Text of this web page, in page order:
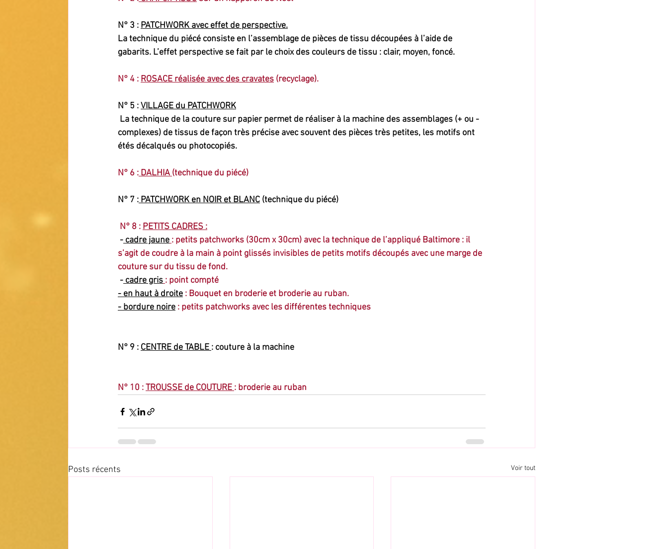
N° 3 : PATCHWORK avec effet de perspective.
La technique du piécé consiste en l’assemblage de pièces de tissu découpées à l’aide de
gabarits. L’effet perspective se fait par le choix des couleurs de tissu : clair, moyen, foncé.
N° 4 : ROSACE réalisée avec des cravates (recyclage).
N° 5 : VILLAGE du PATCHWORK
complexes) de tissus de façon très précise avec souvent des pièces très petites, les motifs ont
étés décalqués ou photocopiés.
N° 6 : DALHIA (technique du piécé)
N° 7 : PATCHWORK en NOIR et BLANC (technique du piécé)
N° 8 : PETITS CADRES :
- cadre jaune : petits patchworks (30cm x 30cm) avec la technique de l’appliqué Baltimore : il
s’agit de coudre à la main à point glissés invisibles de petits motifs découpés avec une marge de
couture sur du tissu de fond.
- cadre gris : point compté
- en haut à droite : Bouquet en broderie et broderie au ruban.
- bordure noire : petits patchworks avec les différentes techniques
N° 9 : CENTRE de TABLE : couture à la machine
N° 10 : TROUSSE de COUTURE : broderie au ruban
Posts récents Voir tout